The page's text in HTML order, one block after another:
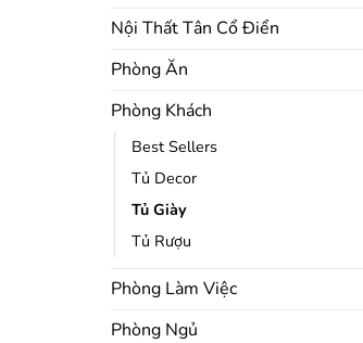
Nội Thất Tân Cổ Điển
Phòng Ăn
Phòng Khách
Best Sellers
Tủ Decor
Tủ Giày
Tủ Rượu
Phòng Làm Việc
Phòng Ngủ